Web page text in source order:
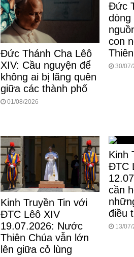
Đức Thánh Cha Lêô
XIV: Cầu nguyện để
không ai bị lãng quên
giữa các thành phố
01/08/2026
Đức
dòng
con
30/07/
Kinh Truyền Tin với
ĐTC Lêô XIV
19.07.2026: Nước
Thiên Chúa vẫn lớn
lên giữa cỏ lùng
Kinh
ĐTC
cần
điều
13/07/